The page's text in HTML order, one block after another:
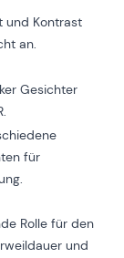
und Kontrast
an.
Gesichter
für
Rolle für den
und